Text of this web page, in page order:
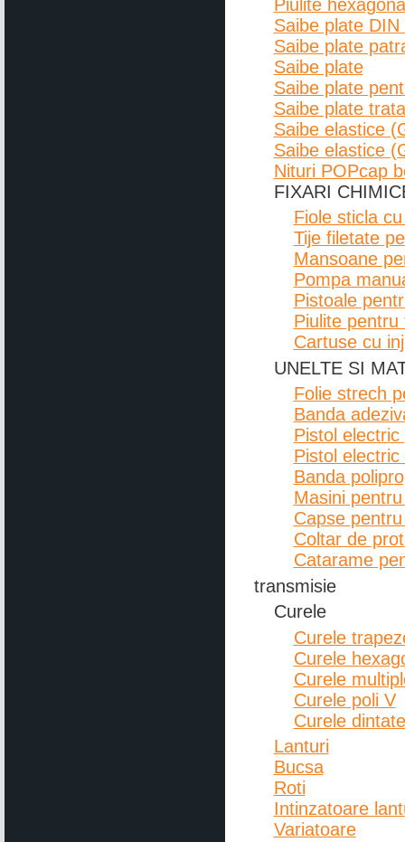
Piulite
Saibe plate DIN
Saibe plate
Saibe plate
Saibe plate
Saibe plate
Saibe elastice
Saibe elastice
Nituri POPcap
FIXARI
Fiole sticla
Tije filetate
Mansoane
Pompa
Pistoale
Piulite
Cartuse cu
UNELTE SI
Folie strech
Banda
Pistol
Pistol
Banda
Masini
Capse
Coltar de
Catarame
transmisie
Curele
Curele
Curele
Curele
Curele poli V
Curele dintate
Lanturi
Bucsa
Roti
Intinzatoare
Variatoare